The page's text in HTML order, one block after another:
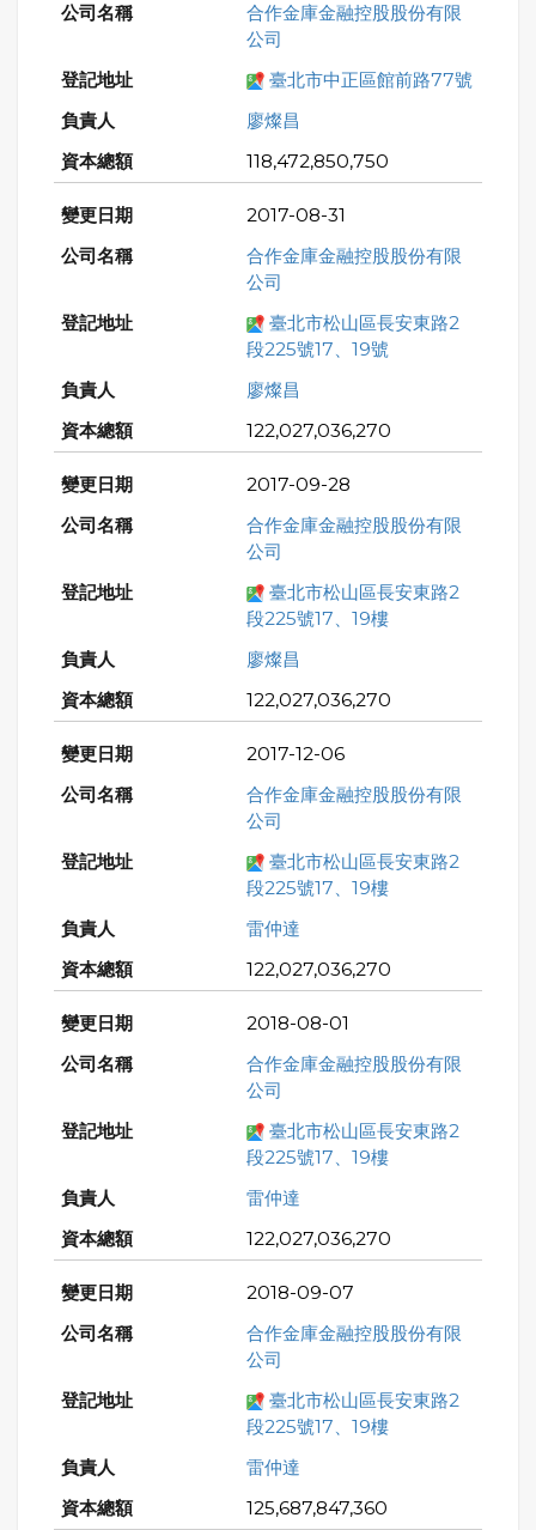
合作金庫金融控股股份有限
公司
臺北市中正區館前路77號
廖燦昌
118,472,850,750
2017-08-31
合作金庫金融控股股份有限
公司
臺北市松山區長安東路2
段225號17、19號
廖燦昌
122,027,036,270
2017-09-28
合作金庫金融控股股份有限
公司
臺北市松山區長安東路2
段225號17、19樓
廖燦昌
122,027,036,270
2017-12-06
合作金庫金融控股股份有限
公司
臺北市松山區長安東路2
段225號17、19樓
雷仲達
122,027,036,270
2018-08-01
合作金庫金融控股股份有限
公司
臺北市松山區長安東路2
段225號17、19樓
雷仲達
122,027,036,270
2018-09-07
合作金庫金融控股股份有限
公司
臺北市松山區長安東路2
段225號17、19樓
雷仲達
125,687,847,360